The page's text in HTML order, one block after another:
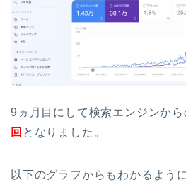
9ヵ月目にして検索エンジンか
回 となりました。
以下のグラフからもわかるよう